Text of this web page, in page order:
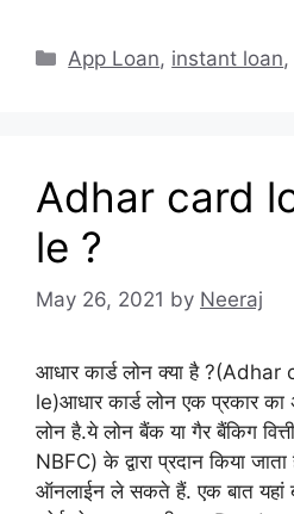
Categories
App Loan, instant loan,
Adhar card
le ?
May 26, 2021 by Neeraj
आधार कार्ड लोन क्या है
le)आधार कार्ड लोन एक प्रकार
लोन है.ये लोन बैंक या गैर बैंकिग
NBFC) के द्वारा प्रदान किया
ऑनलाईन ले सकते हैं. एक बात यहां